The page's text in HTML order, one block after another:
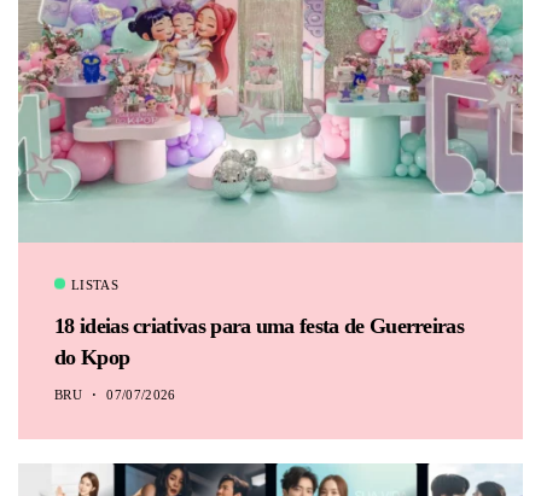
LISTAS
18 ideias criativas para uma festa de Guerreiras
do Kpop
BRU 07/07/2026